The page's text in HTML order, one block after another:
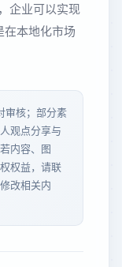
企业可以实现
在本地化市场
审核；部分素
观点分享与
内容、图
权益，请联
改相关内